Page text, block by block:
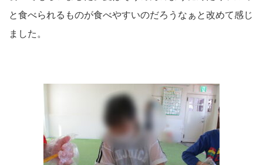
と食べられるものが食べやすいのだろうなぁと改めて感じ
ました。